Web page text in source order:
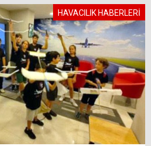
HAVACILIK HABERLERİ